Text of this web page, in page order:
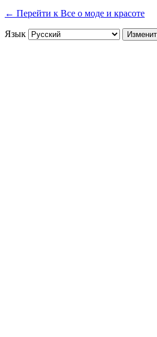
← Перейти к Все о моде и красоте
Язык